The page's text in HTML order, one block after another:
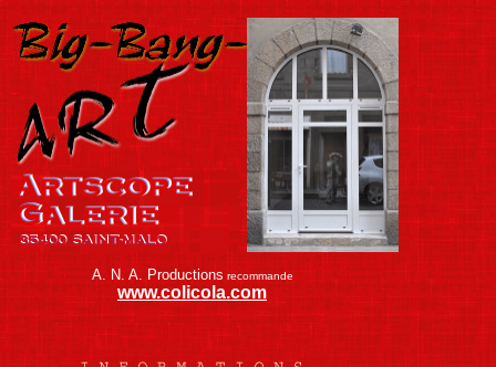
A. N. A. Productions recommande
www.colicola.com